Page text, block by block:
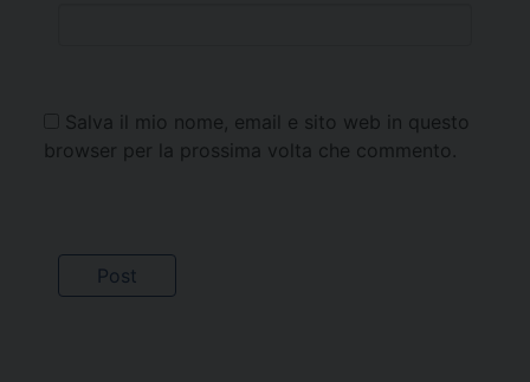
Salva il mio nome, email e sito web in questo
browser per la prossima volta che commento.